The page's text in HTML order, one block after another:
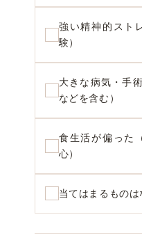
強い精神的スト
験）
大きな病気・手
などを含む）
食生活が偏った
心）
当てはまるものは